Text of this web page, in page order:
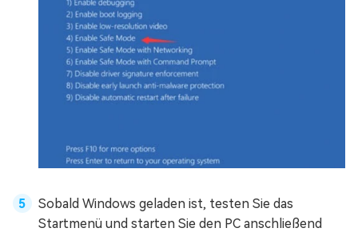
Sobald Windows geladen ist, testen Sie das
Startmenü und starten Sie den PC anschließend